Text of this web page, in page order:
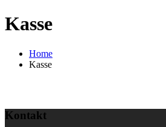
Kasse
Home
Kasse
Kontakt